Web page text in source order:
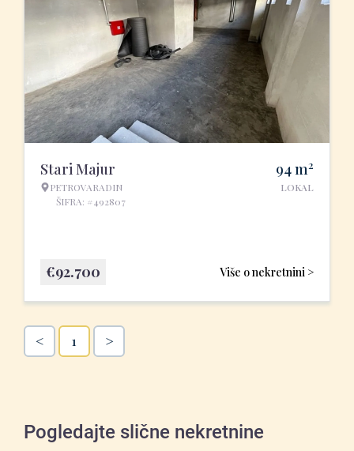
Stari Majur
PETROVARADIN
ŠIFRA: #492807
94m2
LOKAL
Više o nekretnini >
€92.700
< 1 >
Pogledajte slične nekretnine